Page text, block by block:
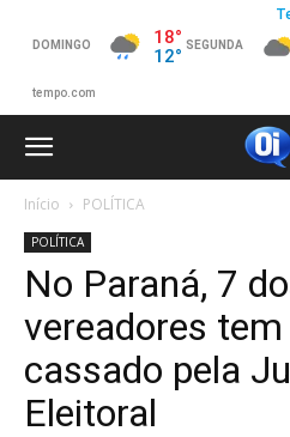
Início POLÍTICA
POLÍTICA
No Paraná, 7
vereadores
cassado pela
Eleitoral